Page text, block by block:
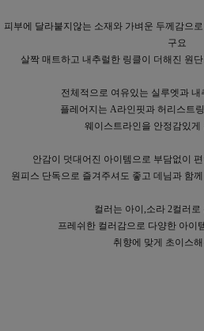
피부에 달라붙지않는 소재와 가벼운 두께감으
구요
살짝 매트하고 내추럴한 링클이 더해진 원
전체적으로 여유있는 실루엣과 내
플레어지는 A라인핏과 허리스트
웨이스트라인을 안정감있게
안감이 덧대어진 아이템으로 부담없이
원피스 단독으로 즐겨주셔도 좋고 데님과 함
컬러는 아이,소라 2컬러로
프레쉬한 컬러감으로 다양한 아이
취향에 맞게 초이스